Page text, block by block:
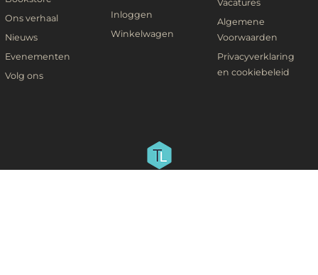
Ons verhaal
Nieuws
Evenementen
Volg ons
Inloggen
Winkelwagen
Vacatures
Algemene
Voorwaarden
Privacyverklaring
en cookiebeleid